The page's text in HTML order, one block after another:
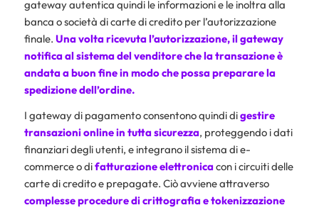
gateway autentica quindi le informazioni e le inoltra alla
banca o società di carte di credito per l’autorizzazione
finale. Una volta ricevuta l’autorizzazione, il gateway
notifica al sistema del venditore che la transazione è
andata a buon fine in modo che possa preparare la
spedizione dell’ordine.
I gateway di pagamento consentono quindi digestire
transazioni online in tutta sicurezza, proteggendo i dati
finanziari degli utenti, e integrano il sistema di e-
commerce o difatturazione elettronicacon i circuiti delle
carte di credito e prepagate. Ciò avviene attraverso
complesse procedure di crittografia e tokenizzazione